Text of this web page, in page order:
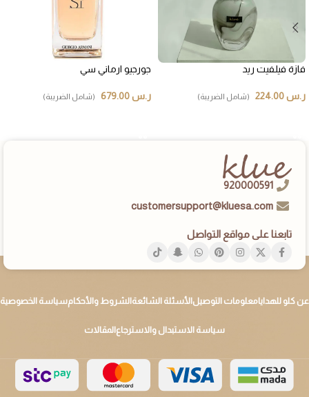
فازة فيلفيت ريد
ر.س (شامل الضريبة)
جورجيو ارماني سي
ر.س (شامل الضريبة)
920000591
customersupport@kluesa.com
تابعنا على مواقع التواصل
عن كلو للهدايامعلومات التوصيلالأسئلة الشائعةالشروط والأحكامسياسة الخصوصية
سياسة الاستبدال والاسترجاعالمقالات